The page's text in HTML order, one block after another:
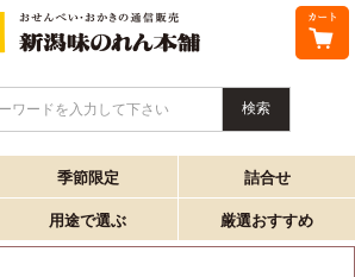
ワードを入力して下さい
季節限定 詰合せ
用途で選ぶ 厳選おすすめ